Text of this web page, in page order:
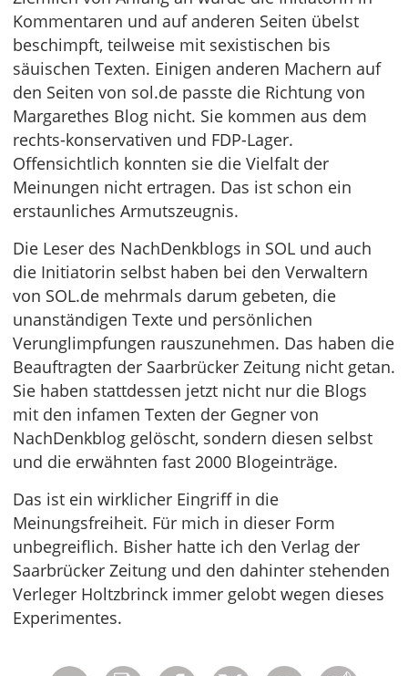
Kommentaren und auf anderen Seiten übelst
beschimpft, teilweise mit sexistischen bis
säuischen Texten. Einigen anderen Machern auf
den Seiten von sol.de passte die Richtung von
Margarethes Blog nicht. Sie kommen aus dem
rechts-konservativen und FDP-Lager.
Offensichtlich konnten sie die Vielfalt der
Meinungen nicht ertragen. Das ist schon ein
erstaunliches Armutszeugnis.
Die Leser des NachDenkblogs in SOL und auch
die Initiatorin selbst haben bei den Verwaltern
von SOL.de mehrmals darum gebeten, die
unanständigen Texte und persönlichen
Verunglimpfungen rauszunehmen. Das haben die
Beauftragten der Saarbrücker Zeitung nicht getan.
Sie haben stattdessen jetzt nicht nur die Blogs
mit den infamen Texten der Gegner von
NachDenkblog gelöscht, sondern diesen selbst
und die erwähnten fast 2000 Blogeinträge.
Das ist ein wirklicher Eingriff in die
Meinungsfreiheit. Für mich in dieser Form
unbegreiflich. Bisher hatte ich den Verlag der
Saarbrücker Zeitung und den dahinter stehenden
Verleger Holtzbrinck immer gelobt wegen dieses
Experimentes.